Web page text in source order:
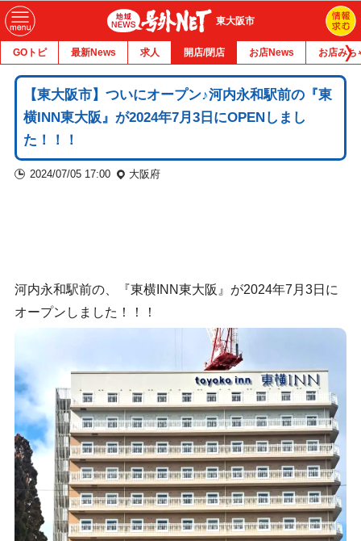
東大阪市
GOトピ 最新News 求人 開店/閉店 お店News お店みち
【東大阪市】ついにオープン♪河内永和駅前の『東
横INN東大阪』が2024年7月3日にOPENしまし
た！！！
2024/07/05 17:00 大阪府
河内永和駅前の、『東横INN東大阪』が2024年7月3日に
オープンしました！！！